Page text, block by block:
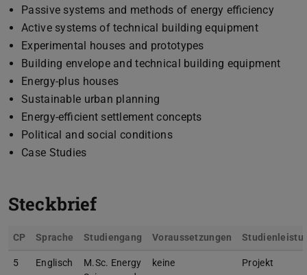
Passive systems and methods of energy efficiency
Active systems of technical building equipment
Experimental houses and prototypes
Building envelope and technical building equipment
Energy-plus houses
Sustainable urban planning
Energy-efficient settlement concepts
Political and social conditions
Case Studies
Steckbrief
CP Sprache Studiengang Voraussetzungen
5 Englisch
M.Sc. Energy
keine Projekt